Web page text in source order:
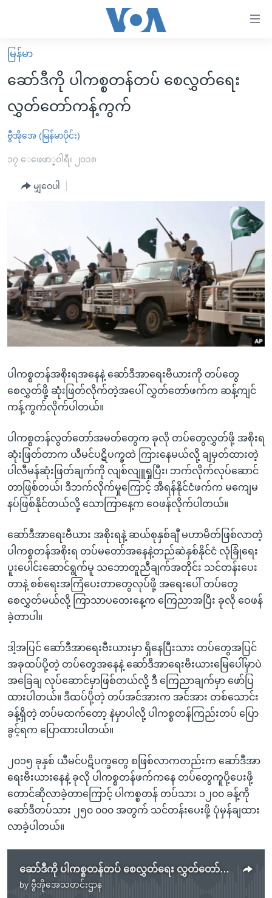
လွယ်ကူ
စေ
Link
များ
ပင်မ
ပင်မ
အ
ညွန်း
စာမျက်နှာ
ကျော်
ရန်
ရှာဖွေ
ရန်
သို့
ကျော်
ရန်
မူလစာမျက်နှာ
မြန်မာ
ကမ္ဘာ့သတင်းများ
နိုင်ငံတကာ
အစ္စရေး-ပါလက်စတိုင်း
ဗွီဒီယို
သတင်းလွတ်လပ်ခွင့်
အင်္ဂလိပ်စာလေ့လာမယ်
မကြေးမုံရဲ့ အင်္ဂလိပ်စာ
ရုပ်ရှင်ထဲက အင်္ဂလိပ်စာ
သုတပဒေသာ အင်္ဂလိပ်စာ
တီဗွီ
ရေဒီယိုနှင့်ရုပ်သံ အချက်အလက်များ
ရေဒီယို/တီဗွီအစီအစဉ်
Learning English
ဗွီအိုအေ လူမှုကွန်ယက်များ
ဘာသာစကားများ
မြန်မာ
ဆော်ဒီကို ပါကစ္စတန်တပ် စေလွှတ်ရေး
လွှတ်တော်ကန့်ကွက်
ဗွီအိုအေ (မြန်မာပိုင်း)
၁၇ ေဖေဖာ္၀ါရီ၊ ၂၀၁၈
မျှဝေပါ
ပါကစ္စတန်အစိုးရအနေနဲ့ ဆော်ဒီအာရေးဗီယားကို တပ်တွေ
စေလွှတ်ဖို့ ဆုံးဖြတ်လိုက်တဲ့အပေါ် လွှတ်တော်ဖက်က ဆန့်ကျင်
ကန့်ကွက်လိုက်ပါတယ်။
ပါကစ္စတန်လွတ်တော်အမတ်တွေက ခုလို တပ်တွေလွှတ်ဖို့ အစိုးရ
ဆုံးဖြတ်တာက ယီမင်ပဋိပက္ခထဲ ကြားနေမယ်လို့ ချမှတ်ထားတဲ့
ပါလီမန်ဆုံးဖြတ်ချက်ကို လျစ်လျူရှုပြီး၊ ဘက်လိုက်လုပ်ဆောင်
တာဖြစ်တယ်၊ ဒီဘက်လိုက်မှုကြောင့် အီရန်နိုင်ငံဖက်က မကျေမ
နပ်ဖြစ်နိုင်တယ်လို့ သောကြာနေ့က ဝေဖန်လိုက်ပါတယ်။
ဆော်ဒီအာရေးဗီယား အစိုးရနဲ့ ဆယ်စုနှစ်ချီ မဟာမိတ်ဖြစ်လာတဲ့
ပါကစ္စတန်အစိုးရ တပ်မတော်အနေနဲ့တည်ဆဲနှစ်နိုင်ငံ လုံခြုံရေး
ပူးပေါင်းဆောင်ရွက်မူ သဘောတူညီချက်အတိုင်း သင်တန်းပေး
တာနဲ့ စစ်ရေးအကြံပေးတာတွေလုပ်ဖို့ အရေးပေါ် တပ်တွေ
စေလွှတ်မယ်လို့ ကြာသာပတေးနေ့က ကြေညာအပြီး ခုလို ဝေဖန်
ခဲ့တာပါ။
ဒါ့အပြင် ဆော်ဒီအာရေးဗီးယားမှာ ရှိနေပြီးသား တပ်တွေအပြင်
အခုထပ်ပို့တဲ့ တပ်တွေအနေနဲ့ ဆော်ဒီအာရေးဗီးယားမြေပေါ်မှာပဲ
အခြေချ လုပ်ဆောင်မှာဖြစ်တယ်လို့ ဒီ ကြေညာချက်မှာ ဖော်ပြ
ထားပါတယ်။ ဒီထပ်ပို့တဲ့ တပ်အင်အားက အင်အား တစ်သောင်း
ခန့်ရှိတဲ့ တပ်မထက်တော့ နဲမှာပါလို့ ပါကစ္စတန်ကြည်းတပ် ပြော
ခွင့်ရက ပြောထားပါတယ်။
၂၀၁၅ ခုနှစ် ယီမင်ပဋိပက္ခတွေ စဖြစ်လာကတည်းက ဆော်ဒီအာ
ရေးဗီးယားနေနဲ့ ခုလို ပါကစ္စတန်ဖက်ကနေ တပ်တွေကူပို့ပေးဖို့
တောင်ဆိုလာခဲ့တာကြောင့် ပါကစ္စတန် တပ်သား ၁၂၀၀ ခန့်ကို
ဆော်ဒီတပ်သား ၂၅၀ ၀၀၀ အတွက် သင်တန်းပေးဖို့ ပုံမှန်ချထား
လာခဲ့ပါတယ်။
ဆော်ဒီကို ပါကစ္စတန်တပ် စေလွှတ်ရေး လွှတ်တော်ကန့်ကွက်
by ဗွီအိုအေသတင်းဌာန
No media source currently available